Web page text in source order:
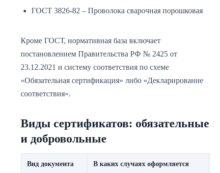
ГОСТ 3826-82 – Проволока сварочная порошковая
Кроме ГОСТ, нормативная база включает
постановлением Правительства РФ № 2425 от
23.12.2021 и систему соответствия по схеме
«Обязательная сертификация» либо «Декларирование
соответствия».
Виды сертификатов: обязательные
и добровольные
Вид документа В каких случаях оформляется